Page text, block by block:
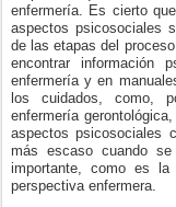
enfermería. Es cierto
aspectos psicosociales
de las etapas del
encontrar información
enfermería y en
los cuidados, como,
enfermería
aspectos psicosociales
más escaso cuando
importante, como es la
perspectiva enfermera.